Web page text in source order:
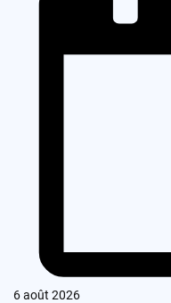
6 août 2026